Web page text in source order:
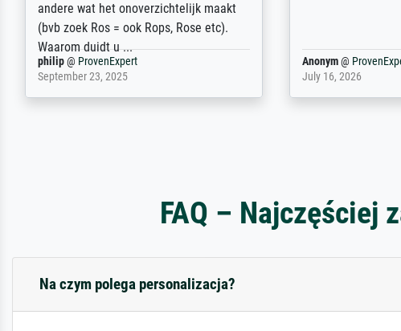
Jürgen@ProvenExpert
April 22, 2026
SJL@ProvenExpert
December 2, 2025
FAQ – Najczęściej
Na czym polega personalizacja?